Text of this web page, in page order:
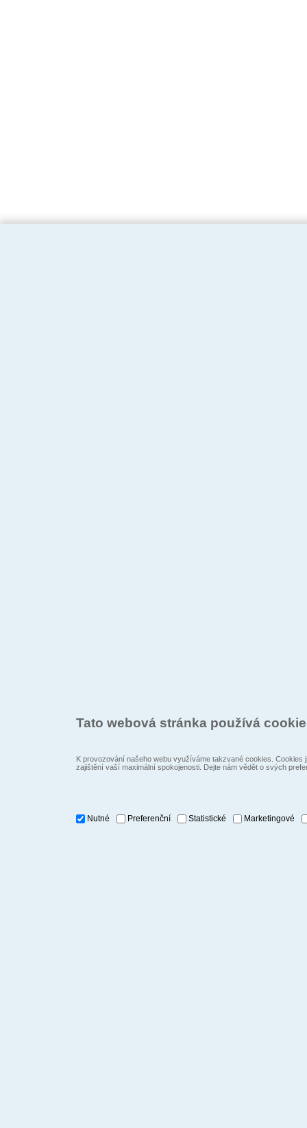
Tato webová stránka používá
K provozování našeho webu využíváme takzvané cookies.
zajištění vaší maximální spokojenosti. Dejte nám vědět o svých
Nutné Preferenční Statistické Marketingové